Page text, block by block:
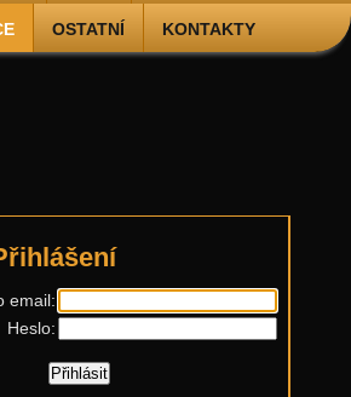
OSTATNÍ KONTAKTY
email:
Heslo: